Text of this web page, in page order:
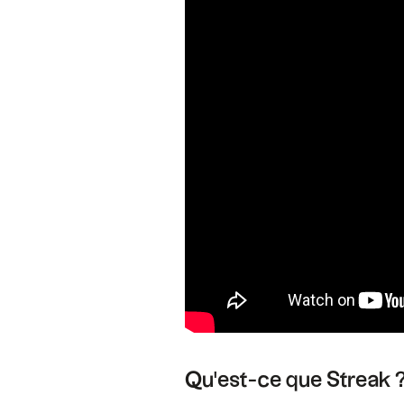
Qu'est-ce que Streak